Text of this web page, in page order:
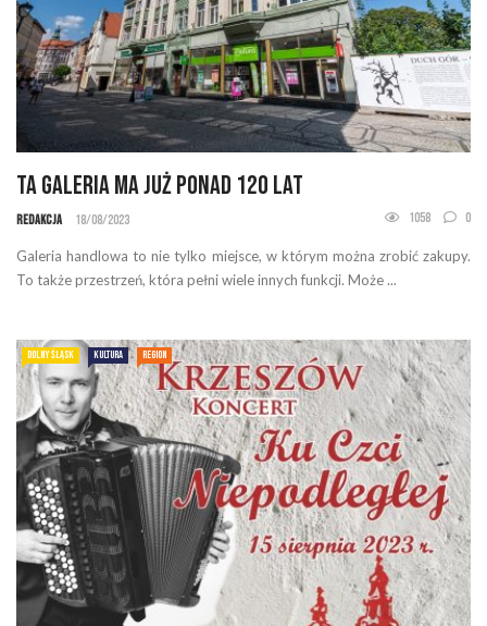
Ta galeria ma już ponad 120 lat
Redakcja 18/08/2023 1058 0
Galeria handlowa to nie tylko miejsce, w którym można zrobić zakupy.
To także przestrzeń, która pełni wiele innych funkcji. Może ...
DOLNY ŚLĄSK KULTURA REGION